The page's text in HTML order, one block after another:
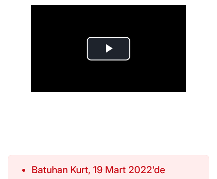
Batuhan Kurt, 19 Mart 2022'de